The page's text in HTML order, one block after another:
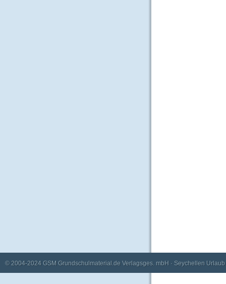
© 2004-2024 GSM Grundschulmaterial.de Verlagsges. mbH · Seychellen Urlaub